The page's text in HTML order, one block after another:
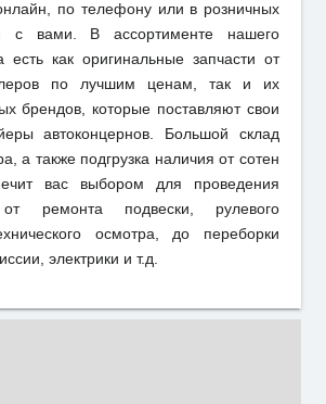
по телефону или в розничных
с вами. В ассортименте нашего
есть как оригинальные запчасти от
по лучшим ценам, так и их
брендов, которые поставляют свои
автоконцернов. Большой склад
а также подгрузка наличия от сотен
вас выбором для проведения
ремонта подвески, рулевого
осмотра, до переборки
электрики и т.д.